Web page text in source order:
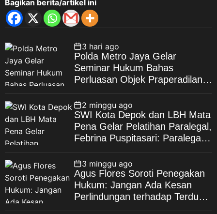
Bagikan berita/artikel ini
3 hari ago
Polda Metro Jaya Gelar
Seminar Hukum Bahas
Perluasan Objek Praperadilan
2 minggu ago
SWI Kota Depok dan LBH Mata
Pena Gelar Pelatihan Paralegal,
Febrina Puspitasari: Paralegal
Keadilan Warga Depok
3 minggu ago
Agus Flores Soroti Penegakan
Hukum: Jangan Ada Kesan
Perlindungan terhadap Terduga